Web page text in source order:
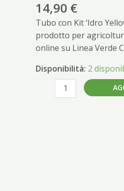
14,90 €
Tubo con Kit ‘Idro
prodotto per
online su Linea Verde
Disponibilità: 2
15
x
mt
25
-
5/8"
quantità